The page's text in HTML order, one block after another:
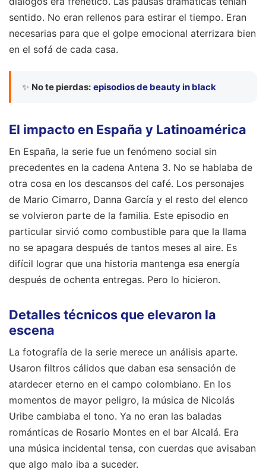
sentido. No eran rellenos para estirar el tiempo. Eran
necesarias para que el golpe emocional aterrizara bien
en el sofá de cada casa.
✨ No te pierdas: episodios de beauty in black
El impacto en España y Latinoamérica
En España, la serie fue un fenómeno social sin
precedentes en la cadena Antena 3. No se hablaba de
otra cosa en los descansos del café. Los personajes
de Mario Cimarro, Danna García y el resto del elenco
se volvieron parte de la familia. Este episodio en
particular sirvió como combustible para que la llama
no se apagara después de tantos meses al aire. Es
difícil lograr que una historia mantenga esa energía
después de ochenta entregas. Pero lo hicieron.
Detalles técnicos que elevaron la
escena
La fotografía de la serie merece un análisis aparte.
Usaron filtros cálidos que daban esa sensación de
atardecer eterno en el campo colombiano. En los
momentos de mayor peligro, la música de Nicolás
Uribe cambiaba el tono. Ya no eran las baladas
románticas de Rosario Montes en el bar Alcalá. Era
una música incidental tensa, con cuerdas que avisaban
que algo malo iba a suceder.